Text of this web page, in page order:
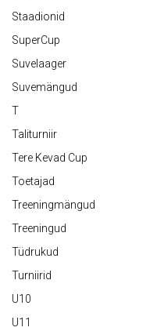
Staadionid
SuperCup
Suvelaager
Suvemängud
T
Taliturniir
Tere Kevad Cup
Toetajad
Treeningmängud
Treeningud
Tüdrukud
Turniirid
U10
U11